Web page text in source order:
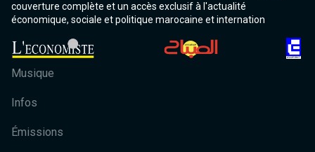
couverture complète et un accès exclusif à l'actualité
économique, sociale et politique marocaine et internation
Musique
Infos
Émissions